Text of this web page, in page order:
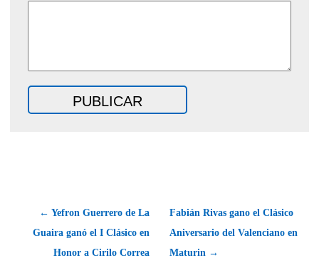
← Yefron Guerrero de La
Guaira ganó el I Clásico en
Honor a Cirilo Correa
Fabián Rivas gano el Clásico
Aniversario del Valenciano en
Maturin →